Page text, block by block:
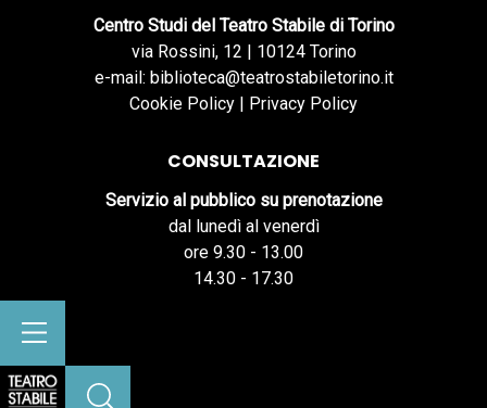
Centro Studi del Teatro Stabile di Torino
via Rossini, 12 | 10124 Torino
e-mail: biblioteca@teatrostabiletorino.it
Cookie Policy | Privacy Policy
CONSULTAZIONE
Servizio al pubblico su prenotazione
dal lunedì al venerdì
ore 9.30 - 13.00
14.30 - 17.30